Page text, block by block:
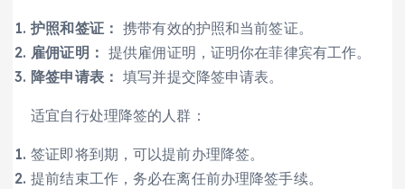
护照和签证： 携带有效的护照和当前签证。
雇佣证明： 提供雇佣证明，证明你在菲律宾有工作。
降签申请表： 填写并提交降签申请表。
适宜自行处理降签的人群：
签证即将到期，可以提前办理降签。
提前结束工作，务必在离任前办理降签手续。